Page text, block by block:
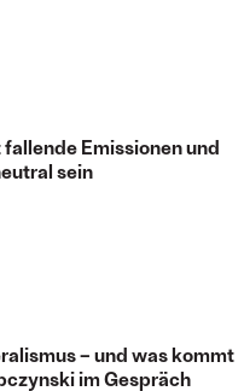
Emissionen und
sein
– und was kommt
im Gespräch